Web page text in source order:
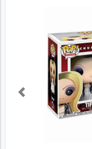
Previous